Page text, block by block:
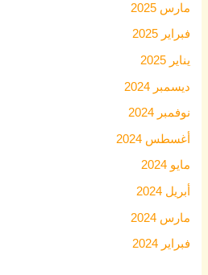
مارس 2025
فبراير 2025
يناير 2025
ديسمبر 2024
نوفمبر 2024
أغسطس 2024
مايو 2024
أبريل 2024
مارس 2024
فبراير 2024